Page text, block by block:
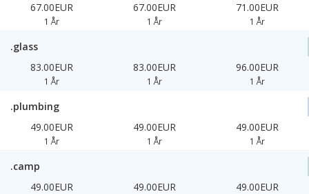
67.00EUR
1 År
67.00EUR
1 År
71.00EUR
1 År
.glass
83.00EUR
1 År
83.00EUR
1 År
96.00EUR
1 År
.plumbing
49.00EUR
1 År
49.00EUR
1 År
49.00EUR
1 År
.camp
49.00EUR
49.00EUR 49.00EUR